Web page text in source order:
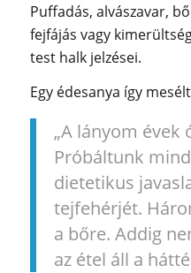
Puffadás, alvászavar,
fejfájás vagy
test halk jelzései.
Egy édesanya így
„A lányom évek
Próbáltunk
dietetikus
tejfehérjét.
a bőre. Addig
az étel áll a